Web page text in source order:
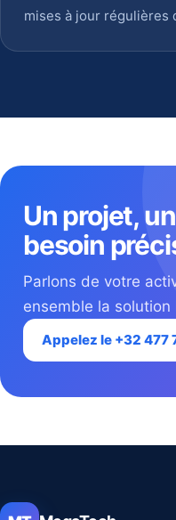
mises à jour régulières
Un projet,
besoin
Parlons de votre
ensemble la
Appelez le +32 477